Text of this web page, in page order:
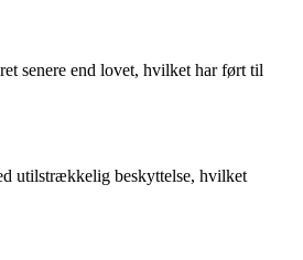
senere end lovet, hvilket har ført til
utilstrækkelig beskyttelse, hvilket